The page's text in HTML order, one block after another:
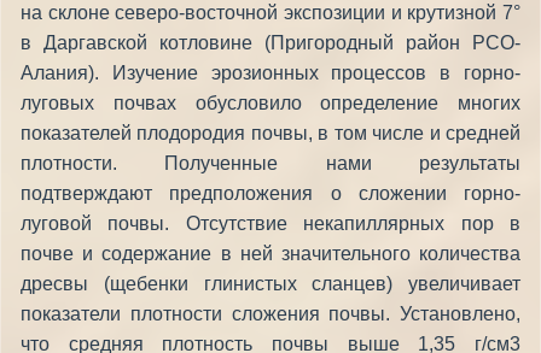
на склоне северо-восточной экспозиции и крутизной 7°
в Даргавской котловине (Пригородный район РСО-
Алания). Изучение эрозионных процессов в горно-
луговых почвах обусловило определение многих
показателей плодородия почвы, в том числе и средней
плотности. Полученные нами результаты
подтверждают предположения о сложении горно-
луговой почвы. Отсутствие некапиллярных пор в
почве и содержание в ней значительного количества
дресвы (щебенки глинистых сланцев) увеличивает
показатели плотности сложения почвы. Установлено,
что средняя плотность почвы выше 1,35 г/см3